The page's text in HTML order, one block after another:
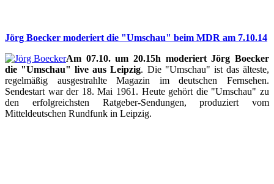
Jörg Boecker moderiert die "Umschau" beim MDR am 7.10.14
Am 07.10. um 20.15h moderiert Jörg Boecker
die "Umschau" live aus Leipzig. Die "Umschau" ist das älteste,
regelmäßig ausgestrahlte Magazin im deutschen Fernsehen.
Sendestart war der 18. Mai 1961. Heute gehört die "Umschau" zu
den erfolgreichsten Ratgeber-Sendungen, produziert vom
Mitteldeutschen Rundfunk in Leipzig.